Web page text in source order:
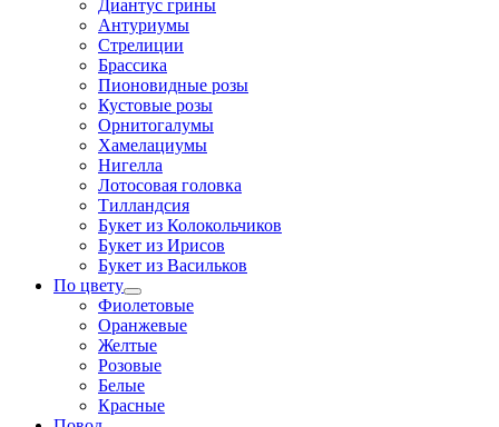
Диантус грины
Антуриумы
Стрелиции
Брассика
Пионовидные розы
Кустовые розы
Орнитогалумы
Хамелациумы
Нигелла
Лотосовая головка
Тилландсия
Букет из Колокольчиков
Букет из Ирисов
Букет из Васильков
По цвету
Фиолетовые
Оранжевые
Желтые
Розовые
Белые
Красные